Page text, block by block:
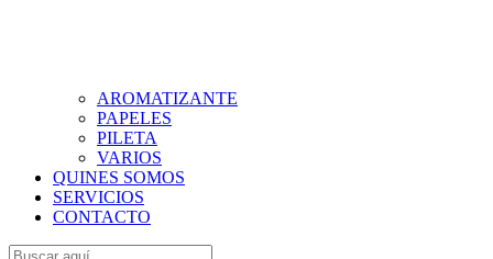
AROMATIZANTE
PAPELES
PILETA
VARIOS
QUINES SOMOS
SERVICIOS
CONTACTO